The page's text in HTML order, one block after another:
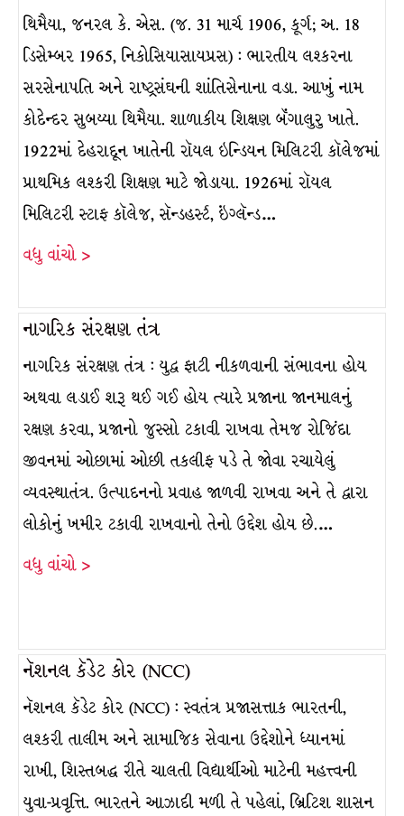
થિમૈયા, જનરલ કે. એસ. (જ. 31 માર્ચ 1906, કૂર્ગ; અ. 18
ડિસેમ્બર 1965, નિકોસિયાસાયપ્રસ) : ભારતીય લશ્કરના
સરસેનાપતિ અને રાષ્ટ્રસંઘની શાંતિસેનાના વડા. આખું નામ
કોદેન્દર સુબય્યા થિમૈયા. શાળાકીય શિક્ષણ બૅંગાલુરુ ખાતે.
1922માં દેહરાદૂન ખાતેની રૉયલ ઇન્ડિયન મિલિટરી કૉલેજમાં
પ્રાથમિક લશ્કરી શિક્ષણ માટે જોડાયા. 1926માં રૉયલ
મિલિટરી સ્ટાફ કૉલેજ, સૅન્ડહર્સ્ટ, ઇંગ્લૅન્ડ…
વધુ વાંચો >
નાગરિક સંરક્ષણ તંત્ર
નાગરિક સંરક્ષણ તંત્ર : યુદ્વ ફાટી નીકળવાની સંભાવના હોય
અથવા લડાઈ શરૂ થઈ ગઈ હોય ત્યારે પ્રજાના જાનમાલનું
રક્ષણ કરવા, પ્રજાનો જુસ્સો ટકાવી રાખવા તેમજ રોજિંદા
જીવનમાં ઓછામાં ઓછી તકલીફ પડે તે જોવા રચાયેલું
વ્યવસ્થાતંત્ર. ઉત્પાદનનો પ્રવાહ જાળવી રાખવા અને તે દ્વારા
લોકોનું ખમીર ટકાવી રાખવાનો તેનો ઉદ્દેશ હોય છે.…
વધુ વાંચો >
નૅશનલ કૅડેટ કોર (NCC)
નૅશનલ કૅડેટ કોર (NCC) : સ્વતંત્ર પ્રજાસત્તાક ભારતની,
લશ્કરી તાલીમ અને સામાજિક સેવાના ઉદ્દેશોને ધ્યાનમાં
રાખી, શિસ્તબદ્ધ રીતે ચાલતી વિદ્યાર્થીઓ માટેની મહત્ત્વની
યુવા-પ્રવૃત્તિ. ભારતને આઝાદી મળી તે પહેલાં, બ્રિટિશ શાસન